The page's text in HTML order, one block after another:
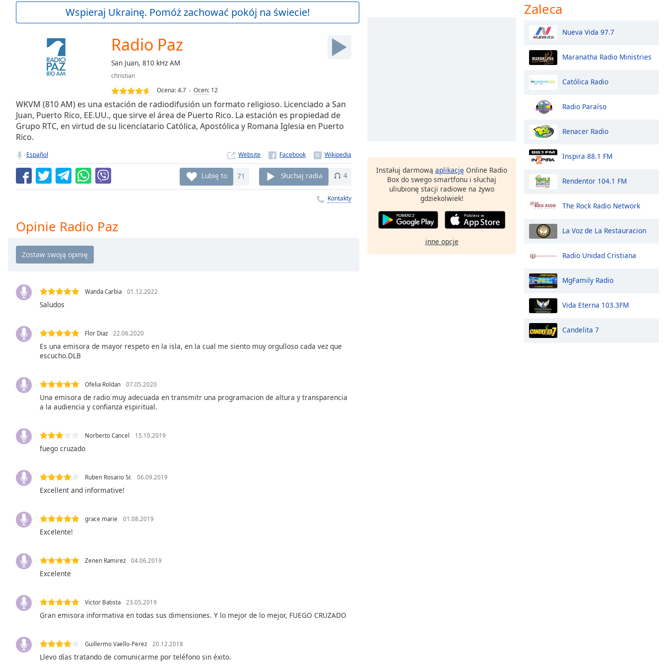
Current
Seek to
currently
behind
LIVE
Remaining
Time-
Chapters
Chapters
Descriptions
descriptions
off ,
selected
subtitles
settings,
subtitles
settings
dialog
subtitles
selected
Picture-
in-
window.
dialog
window.
cancel
Wspieraj Ukrainę. Pomóż zachować pokój na świecie!
Radio Paz
San Juan, 810 kHz AM
christian
Ocena:4.7 Ocen: 12
WKVM (810 AM) es una estación de radiodifusión un formato religioso. Licenciado a San
Juan, Puerto Rico, EE.UU., que sirve el área de Puerto Rico. La estación es propiedad de
Grupo RTC, en virtud de su licenciatario Católica, Apostólica y Romana Iglesia en Puerto
Rico.
Español Website
Lubię to 71 Słuchaj radia 4
Kontakty
Opinie Radio Paz
Wanda Carbia 01.12.2022
Saludos
Flor Diaz 22.06.2020
Es una emisora de mayor respeto en la isla, en la cual me siento muy orgulloso cada vez que
escucho.DLB
Ofelia Roldan 07.05.2020
Una emisora de radio muy adecuada en transmitr una programacion de altura y transparencia
a la audiencia y confianza espiritual.
Norberto Cancel 15.10.2019
fuego cruzado
Ruben Rosario Sr. 06.09.2019
Excellent and informative!
grace marie 01.08.2019
Excelente!
Zenen Ramirez 04.06.2019
Excelente
Victor Batista 23.05.2019
Gran emisora informativa en todas sus dimensiones. Y lo mejor de lo mejor, FUEGO CRUZADO
Guillermo Vaello-Perez 20.12.2018
Llevo días tratando de comunicarme por teléfono sin éxito.
Instałuj darmową aplikację Online Radio
Box do swego smartfonu i słuchaj
uliubionę stacji radiowe na żywo
gdziekolwiek!
inne opcje
Zaleca
Nueva Vida 97.7
Maranatha Radio Ministries
Católica Radio
Radio Paraíso
Renacer Radio
Inspira 88.1 FM
Rendentor 104.1 FM
The Rock Radio Network
La Voz de La Restauracion
Radio Unidad Cristiana
MgFamily Radio
Vida Eterna 103.3FM
Candelita 7